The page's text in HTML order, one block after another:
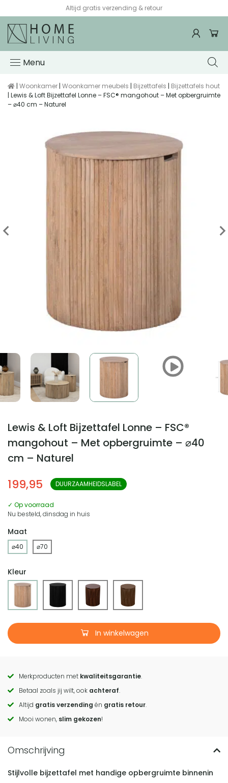
Voor 15:00 besteld, de volgende werkdag in huis*
Menu
| Woonkamer | Woonkamer meubels | Bijzettafels | Bijzettafels hout
| Lewis & Loft Bijzettafel Lonne – FSC® mangohout – Met opbergruimte
– ⌀40 cm – Naturel
Lewis & Loft Bijzettafel Lonne – FSC®
mangohout – Met opbergruimte – ⌀40
cm – Naturel
199,95 DUURZAAMHEIDSLABEL
✓ Op voorraad
Nu besteld, dinsdag in huis
Maat
⌀40 ⌀70
Kleur
In winkelwagen
Call
to
actions
Merkproducten met kwaliteitsgarantie.
Betaal zoals jij wilt, ook achteraf.
Altijd gratis verzending én gratis retour.
Mooi wonen, slim gekozen!
Stijlvolle bijzettafel met handige opbergruimte binnenin